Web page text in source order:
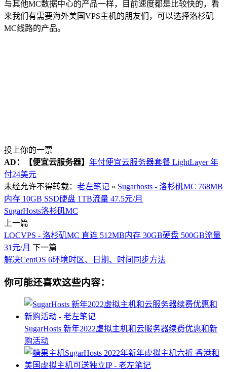
与其他MC数据中心的产品一样，目前速度都是比较快的，看
来我们有需要海外美国VPS主机的朋友们，可以选择洛杉矶
MC线路的产品。
投上你的一票
AD：
【便宜云服务器】 年付便宜云服务器套餐 LightLayer 年
付24美元
未经允许不得转载： 老左笔记 » Sugarhosts - 洛杉矶MC 768MB
内存 10GB SSD硬盘 1TB流量 47.5元/月
SugarHosts洛杉矶MC
上一篇
LOCVPS - 洛杉矶MC 直连 512MB内存 30GB硬盘 500GB流量
31元/月 下一篇
解决CentOS 6环境时区、日期、时间同步方法
你可能还喜欢这些内容：
SugarHosts 新年2022虚拟主机和云服务器续费优惠和新
购活动